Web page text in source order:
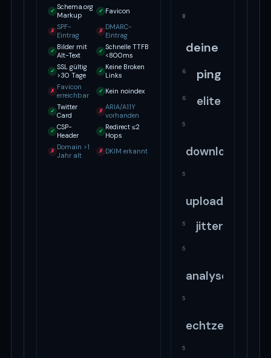
✓ Schema.org
Markup
✓ Favicon
✗ SPF-
Eintrag
✗ DMARC-
Eintrag
✓ Bilder mit
Alt-Text
✓ Schnelle TTFB
<800ms
✓ SSL gültig
>30 Tage
✓ Keine Broken
Links
✗ Favicon
erreichbar
✓ Kein noindex
✓ Twitter
Card
✗ ARIA/A11Y
vorhanden
✓ CSP-
Header
✓ Redirect ≤2
Hops
✗ Domain >1
Jahr alt
✗ DKIM erkannt
8
deine
6 ping
6 elite
5
download
5
upload
5 jitter
5
analyse
5
echtzeit
5